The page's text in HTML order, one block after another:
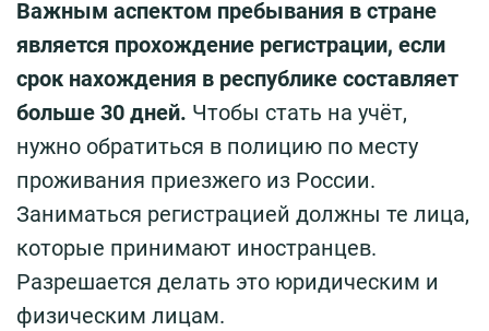
Важным аспектом пребывания в стране
является прохождение регистрации, если
срок нахождения в республике составляет
больше 30 дней. Чтобы стать на учёт,
нужно обратиться в полицию по месту
проживания приезжего из России.
Заниматься регистрацией должны те лица,
которые принимают иностранцев.
Разрешается делать это юридическим и
физическим лицам.